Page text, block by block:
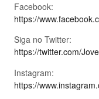
Facebook:
https://
Siga no Twitter:
https://twitter.com/
Instagram:
https://